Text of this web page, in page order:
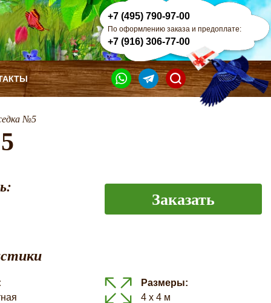
+7 (495) 790-97-00
По оформлению заказа и предоплате:
+7 (916) 306-77-00
№5
Заказать
Размеры:
4 х 4 м